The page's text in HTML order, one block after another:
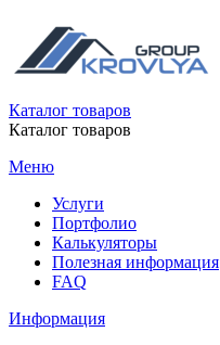
Каталог товаров
Каталог товаров
Меню
Услуги
Портфолио
Калькуляторы
Полезная информация
FAQ
Информация